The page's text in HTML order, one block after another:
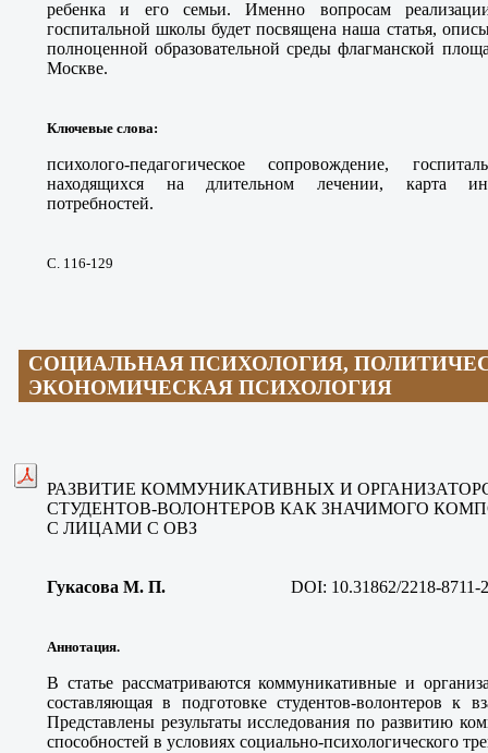
ребенка и его семьи. Именно вопросам
госпитальной школы будет посвящена наша статья,
полноценной образовательной среды флагманской
Москве.
Ключевые слова:
психолого-педагогическое сопровождение,
находящихся на длительном лечении, карта
потребностей.
С. 116-129
СОЦИАЛЬНАЯ ПСИХОЛОГИЯ,
ЭКОНОМИЧЕСКАЯ ПСИХОЛОГИЯ
РАЗВИТИЕ КОММУНИКАТИВНЫХ И
СТУДЕНТОВ-ВОЛОНТЕРОВ КАК ЗНАЧИМОГО
С ЛИЦАМИ С ОВЗ
Гукасова М. П. DOI: 10.31862/2218-8711-
Аннотация.
В статье рассматриваются коммуникативные и
составляющая в подготовке студентов-волонтеров
Представлены результаты исследования по развитию
способностей в условиях социально-психологического